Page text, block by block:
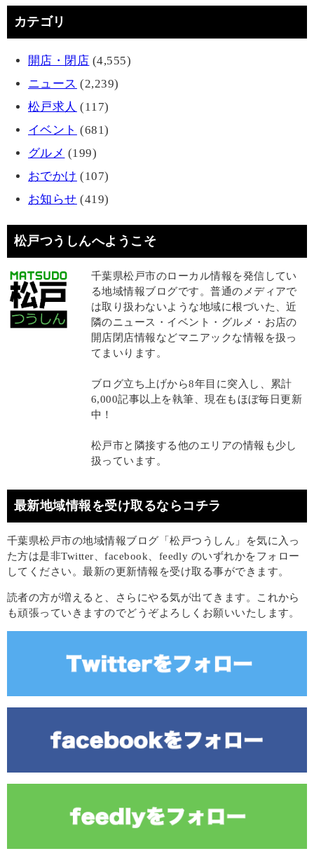
カテゴリ
開店・閉店 (4,555)
ニュース (2,239)
松戸求人 (117)
イベント (681)
グルメ (199)
おでかけ (107)
お知らせ (419)
松戸つうしんへようこそ
千葉県松戸市のローカル情報を発信してい
る地域情報ブログです。普通のメディアで
は取り扱わないような地域に根づいた、近
隣のニュース・イベント・グルメ・お店の
開店閉店情報などマニアックな情報を扱っ
てまいります。
ブログ立ち上げから8年目に突入し、累計
6,000記事以上を執筆、現在もほぼ毎日更新
中！
松戸市と隣接する他のエリアの情報も少し
扱っています。
最新地域情報を受け取るならコチラ
千葉県松戸市の地域情報ブログ「松戸つうしん」を気に入っ
た方は是非Twitter、facebook、feedly のいずれかをフォロー
してください。最新の更新情報を受け取る事ができます。
読者の方が増えると、さらにやる気が出てきます。これから
も頑張っていきますのでどうぞよろしくお願いいたします。